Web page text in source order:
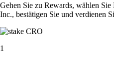
Gehen Sie zu Rewards, wählen
Inc., bestätigen Sie und verdienen
1